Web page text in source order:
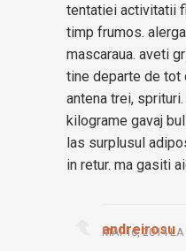
tentatiei activitatii
timp frumos.
mascaraua. aveti
tine departe de tot
antena trei,
kilograme gavaj
las surplusul
in retur. ma gasiti
andreirosu
MAI 16, 2014 LA